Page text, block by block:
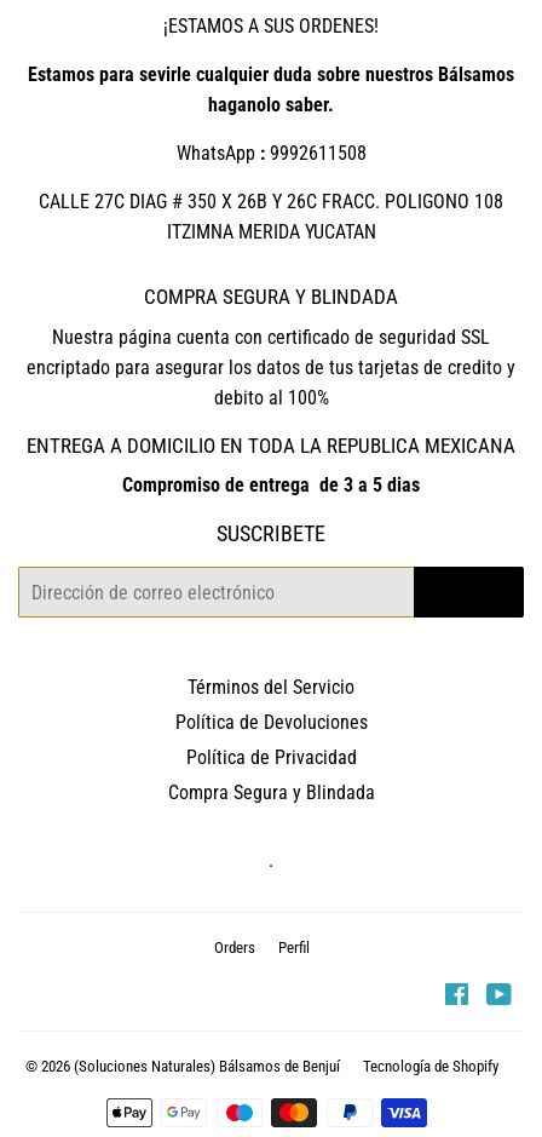
¡ESTAMOS A SUS ORDENES!
Estamos para sevirle cualquier duda sobre nuestros Bálsamos
haganolo saber.
WhatsApp : 9992611508
CALLE 27C DIAG # 350 X 26B Y 26C FRACC. POLIGONO 108
ITZIMNA MERIDA YUCATAN
COMPRA SEGURA Y BLINDADA
Nuestra página cuenta con certificado de seguridad SSL
encriptado para asegurar los datos de tus tarjetas de credito y
debito al 100%
ENTREGA A DOMICILIO EN TODA LA REPUBLICA MEXICANA
Compromiso de entrega de 3 a 5 dias
SUSCRIBETE
Correo
Términos del Servicio
Política de Devoluciones
Política de Privacidad
Compra Segura y Blindada
.
Orders Perfil
© 2026 (Soluciones Naturales) Bálsamos de Benjuí Tecnología de Shopify
Métodos